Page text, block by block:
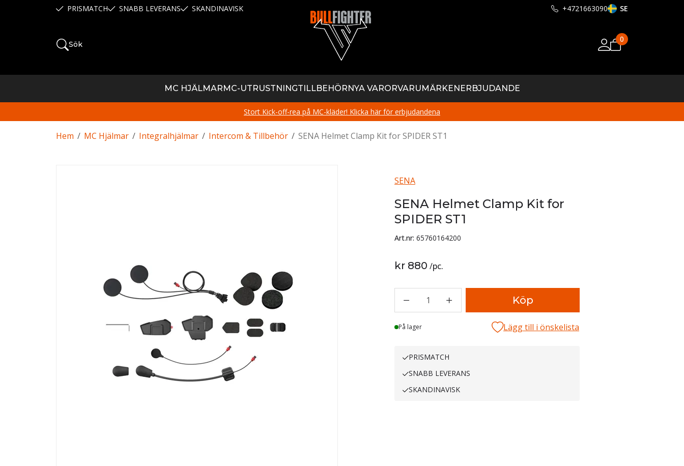
PRISMATCH SNABB LEVERANS SKANDINAVISK +4721663090 SE
Sök
0
MC HJÄLMARMC-UTRUSTNINGTILLBEHÖRNYA VARORVARUMÄRKENERBJUDANDE
Stort Kick-off-rea på MC-kläder! Klicka här för erbjudandena
/
Hem /
MC Hjälmar /
Integralhjälmar /
Intercom & Tillbehör SENA Helmet Clamp Kit for SPIDER ST1
SENA
SENA Helmet Clamp Kit for
SPIDER ST1
Art.nr: 65760164200
kr 880 /pc.
1 Köp
Lager
På lager Lägg till i önskelista
PRISMATCH
SNABB LEVERANS
SKANDINAVISK